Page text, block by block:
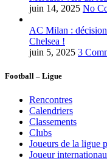
juin 14, 2025 No
AC Milan :
Chelsea !
juin 5, 2025 3
Football – Ligue
Rencontres
Calendriers
Classements
Clubs
Joueurs de la ligue
Joueur